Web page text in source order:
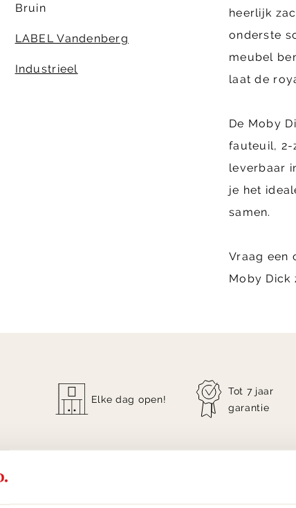
Bruin
LABEL Vandenberg
Industrieel
heerlijk
onderste
meubel
laat de
De Moby
fauteuil, 2-
leverbaar
je het
samen.
Vraag een
Moby Dick
Elke dag open!
Tot 7 jaar
garantie